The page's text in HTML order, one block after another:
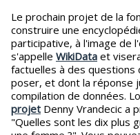
Le prochain projet de la fondation Wikipedia serait de
construire une
participative, à l'image de
s'appelle WikiData et
factuelles à des
poser, et dont la réponse
compilation de données.
projet Denny Vrandecic a
"Quelles sont les dix plus